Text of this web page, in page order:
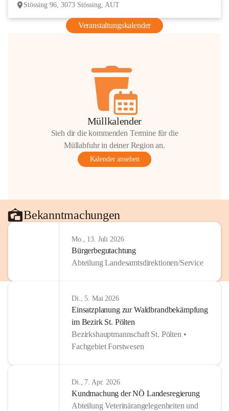
Stössing 96, 3073 Stössing, AUT
Veranstaltungskalender
Müllkalender
Sieh dir die kommenden Termine für die
Müllabfuhr in deiner Region an.
Kalender ansehen
Bekanntmachungen
Mo., 13. Juli 2026
Bürgerbegutachtung
Abteilung Landesamtsdirektionen/Service
Di., 5. Mai 2026
Einsatzplanung zur Waldbrandbekämpfung
im Bezirk St. Pölten
Bezirkshauptmannschaft St. Pölten •
Fachgebiet Forstwesen
Di., 7. Apr. 2026
Kundmachung der NÖ Landesregierung
Abteilung Veterinärangelegenheiten und